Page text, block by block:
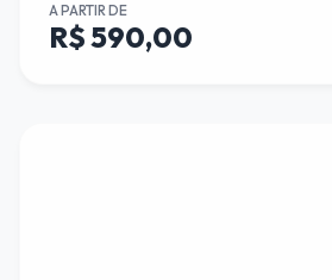
A PARTIR DE
R$ 590,00